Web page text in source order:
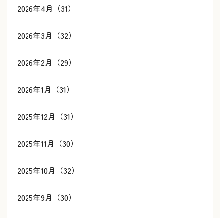
2026年4月（31）
2026年3月（32）
2026年2月（29）
2026年1月（31）
2025年12月（31）
2025年11月（30）
2025年10月（32）
2025年9月（30）